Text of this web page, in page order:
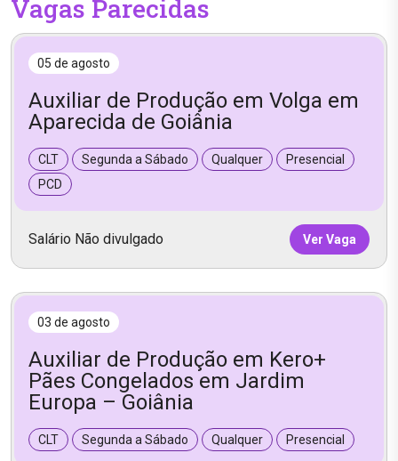
Vagas Parecidas
05 de agosto
Auxiliar de Produção em Volga em
Aparecida de Goiânia
CLT Segunda a Sábado Qualquer
Presencial
PCD
Salário Não divulgado Ver Vaga
03 de agosto
Auxiliar de Produção em Kero+
Pães Congelados em Jardim
Europa – Goiânia
CLT Segunda a Sábado Qualquer Presencial